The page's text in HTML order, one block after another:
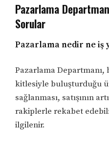
Pazarlama
Sorular
Pazarlama nedir ne iş
Pazarlama
kitlesiyle buluşturduğu
sağlanması, satışının
rakiplerle rekabet
ilgilenir.